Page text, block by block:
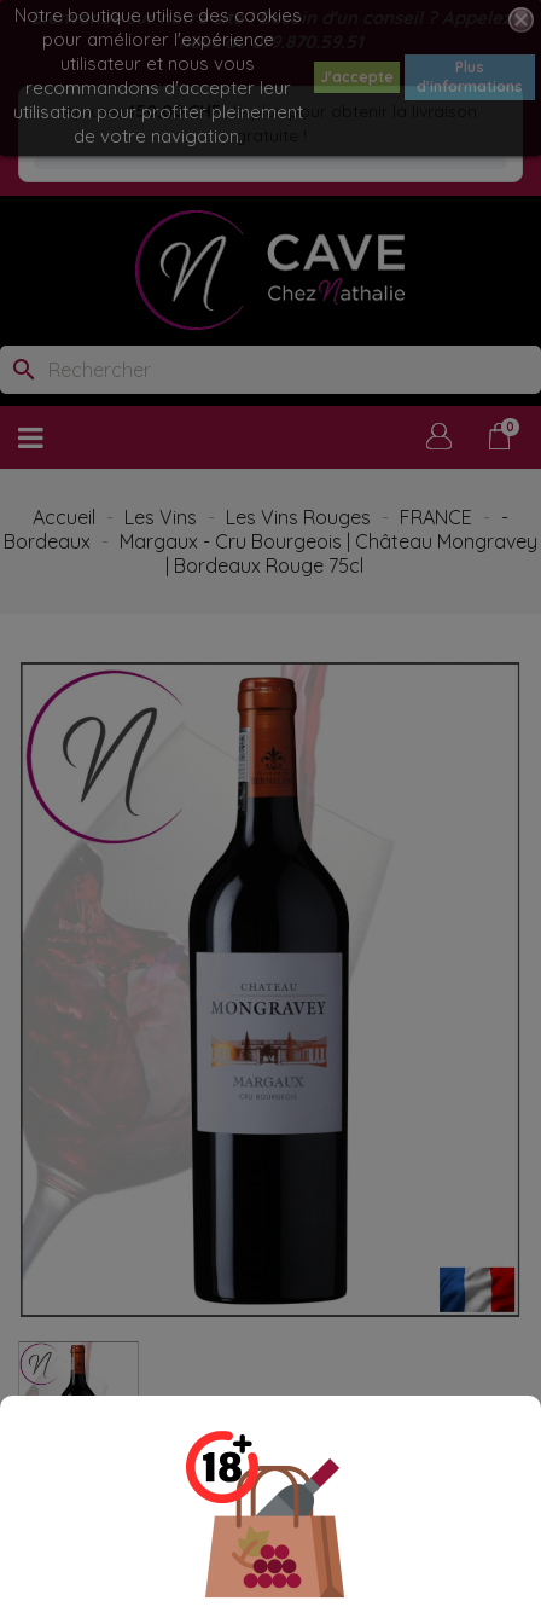
Bienvenue sur notre site ! Besoin d'un conseil ? Appelez
nous au 079.870.59.51
Ajoutez150,00 CHFde plus pour obtenir la livraison
gratuite !
search
Notre boutique utilise des cookies
pour améliorer l'expérience
utilisateur et nous vous
recommandons d'accepter leur
utilisation pour profiter pleinement
de votre navigation.
J'accepte
Plus
d'informations
0
Accueil Les Vins Les Vins Rouges FRANCE
-
Bordeaux
Margaux - Cru Bourgeois | Château Mongravey
| Bordeaux Rouge 75cl
Margaux - Cru Bourgeois | Château
Mongravey | Bordeaux Rouge 75cl